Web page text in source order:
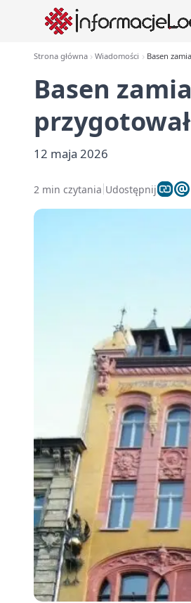
Strona główna Wiadomości Basen
Basen
12 maja 2026
2 min czytania Udostępnij